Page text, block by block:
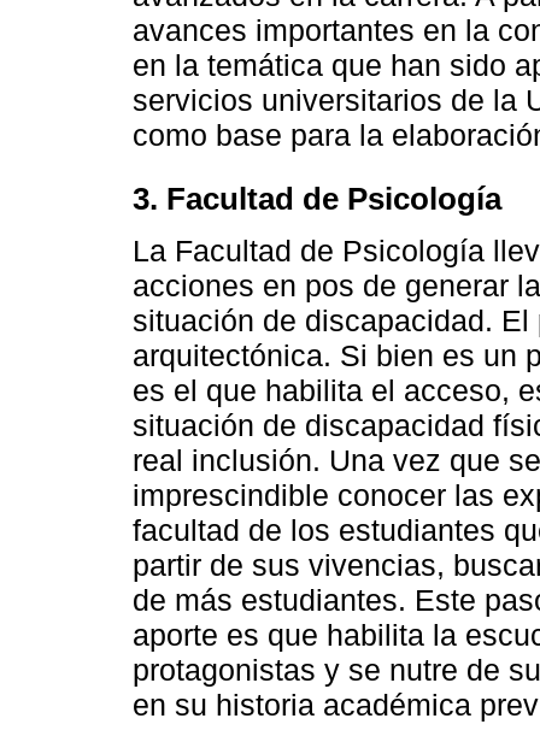
avances importantes en la
en la temática que han sido
servicios universitarios de la
como base para la
3. Facultad de Psicología
La Facultad de Psicología
acciones en pos de generar
situación de discapacidad.
arquitectónica. Si bien es un
es el que habilita el acceso,
situación de discapacidad
real inclusión. Una vez que
imprescindible conocer las
facultad de los estudiantes
partir de sus vivencias,
de más estudiantes. Este
aporte es que habilita la
protagonistas y se nutre de
en su historia académica